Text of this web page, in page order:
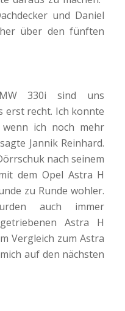
und Daniel
über den fünften
330i sind uns
erst recht. Ich konnte
ich noch mehr
Jannik Reinhard.
nach seinem
dem Opel Astra H
zu Runde wohler.
auch immer
Astra H
Vergleich zum Astra
auf den nächsten